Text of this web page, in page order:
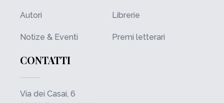
Autori
Notize & Eventi
Librerie
Premi letterari
CONTATTI
Via dei Casai, 6